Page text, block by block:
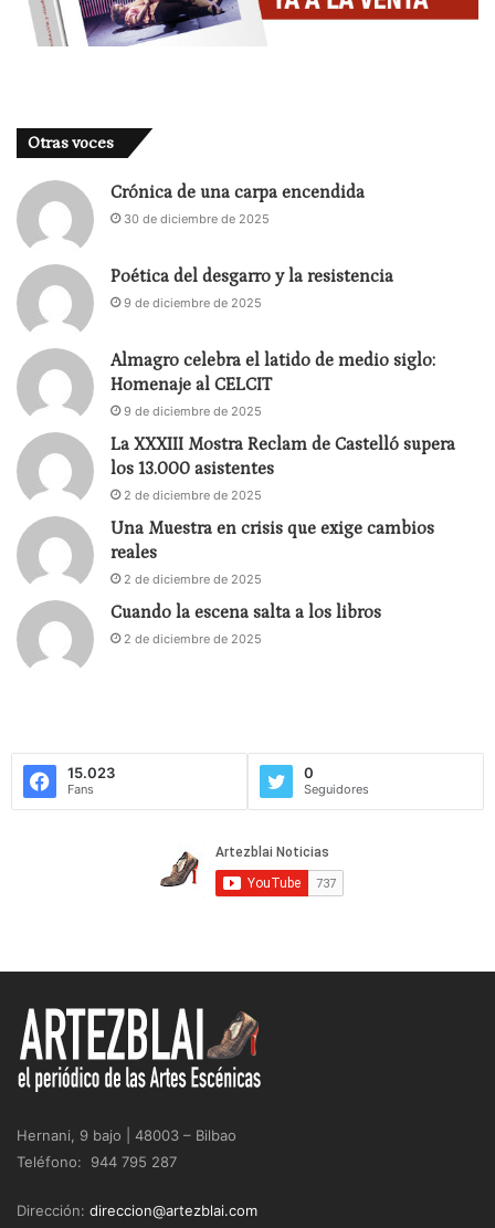
Otras voces
Crónica de una carpa encendida
30 de diciembre de 2025
Poética del desgarro y la resistencia
9 de diciembre de 2025
Almagro celebra el latido de medio siglo:
Homenaje al CELCIT
9 de diciembre de 2025
La XXXIII Mostra Reclam de Castelló supera
los 13.000 asistentes
2 de diciembre de 2025
Una Muestra en crisis que exige cambios
reales
2 de diciembre de 2025
Cuando la escena salta a los libros
2 de diciembre de 2025
15.023
Fans
0
Seguidores
Hernani, 9 bajo | 48003 – Bilbao
Teléfono: 944 795 287
Dirección: direccion@artezblai.com